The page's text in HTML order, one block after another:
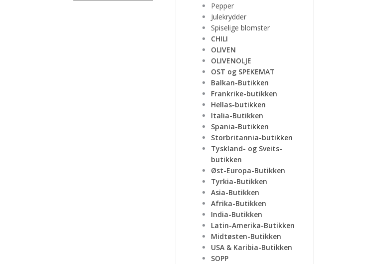
Pepper
Julekrydder
Spiselige blomster
CHILI
OLIVEN
OLIVENOLJE
OST og SPEKEMAT
Balkan-Butikken
Frankrike-butikken
Hellas-butikken
Italia-Butikken
Spania-Butikken
Storbritannia-butikken
Tyskland- og Sveits-
butikken
Øst-Europa-Butikken
Tyrkia-Butikken
Asia-Butikken
Afrika-Butikken
India-Butikken
Latin-Amerika-Butikken
Midtøsten-Butikken
USA & Karibia-Butikken
SOPP